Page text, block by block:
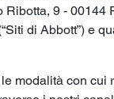
9 -
di Abbott”) e
modalità con